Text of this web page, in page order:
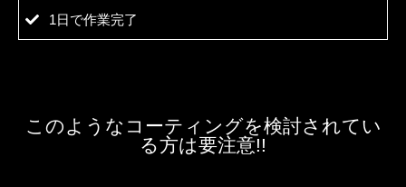
1日で作業完了
このようなコーティングを検討されてい
る方は要注意!!